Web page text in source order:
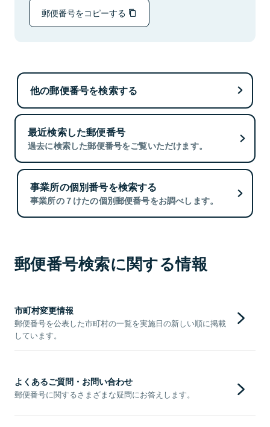
郵便番号をコピーする
他の郵便番号を検索する
最近検索した郵便番号
過去に検索した郵便番号をご覧いただけます。
事業所の個別番号を検索する
事業所の７けたの個別郵便番号をお調べします。
郵便番号検索に関する情報
市町村変更情報
郵便番号を公表した市町村の一覧を実施日の新しい順に掲載
しています。
よくあるご質問・お問い合わせ
郵便番号に関するさまざまな疑問にお答えします。